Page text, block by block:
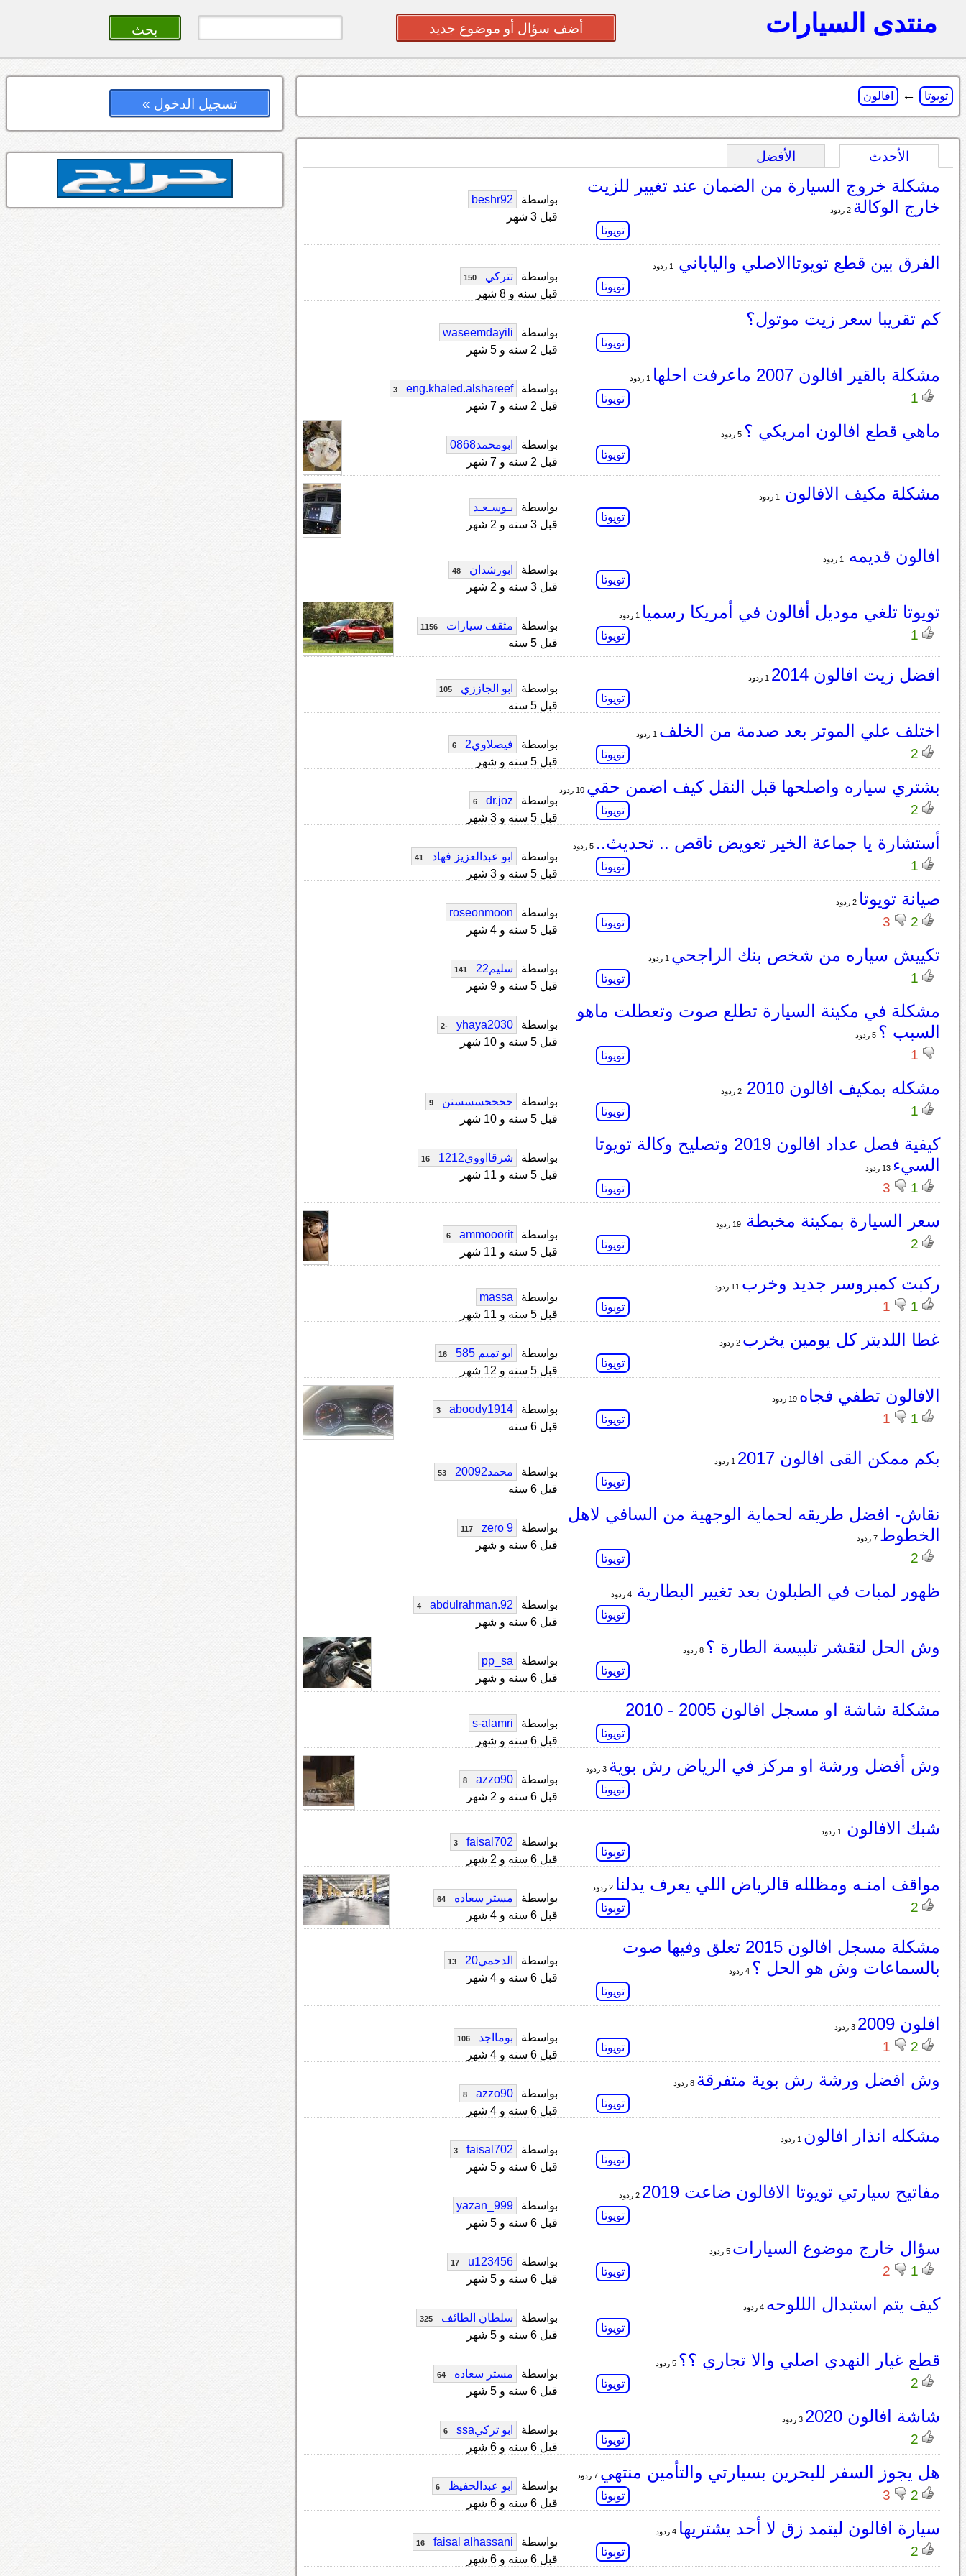
منتدى السيارات أضف سؤال أو موضوع جديد
تويوتا ← افالون
الأحدث الأفضل
مشكلة خروج السيارة من الضمان عند تغيير للزيت
خارج الوكالة 2 ردود
تويوتا
بواسطة
beshr92
قبل 3 شهر
الفرق بين قطع تويوتاالاصلي والياباني 1 ردود
تويوتا
بواسطة تتركي 150
قبل سنه و 8 شهر
كم تقريبا سعر زيت موتول؟
تويوتا
بواسطة
waseemdayili
قبل 2 سنه و 5 شهر
مشكلة بالقير افالون 2007 ماعرفت احلها
1 تويوتا
بواسطة eng.khaled.alshareef
3
قبل 2 سنه و 7 شهر
ماهي قطع افالون امريكي ؟ 5 ردود
تويوتا
بواسطة
ابومحمد0868
قبل 2 سنه و 7 شهر
مشكلة مكيف الافالون 1 ردود
تويوتا
بواسطة
بـوسـعـد
قبل 3 سنه و 2 شهر
افالون قديمه 1 ردود
تويوتا
بواسطة ابورشدان 48
قبل 3 سنه و 2 شهر
تويوتا تلغي موديل أفالون في أمريكا رسميا
1 تويوتا
بواسطة مثقف سيارات 1156
قبل 5 سنه
افضل زيت افالون 2014
تويوتا
بواسطة ابو الجاززي 105
قبل 5 سنه
اختلف علي الموتر بعد صدمة من الخلف
2 تويوتا
بواسطة فيصلاوي2 6
قبل 5 سنه و شهر
بشتري سياره واصلحها قبل النقل كيف اضمن حقي 10 ردود
2 تويوتا
بواسطة dr.joz
6
قبل 5 سنه و 3 شهر
أستشارة يا جماعة الخير تعويض ناقص .. تحديث.. 5 ردود
1 تويوتا
بواسطة ابو عبدالعزيز فهاد 41
قبل 5 سنه و 3 شهر
صيانة تويوتا 2 ردود
2
3 تويوتا
بواسطة
roseonmoon
قبل 5 سنه و 4 شهر
تكييش سياره من شخص بنك الراجحي
1 تويوتا
بواسطة سليم22 141
قبل 5 سنه و 9 شهر
مشكلة في مكينة السيارة تطلع صوت وتعطلت ماهو
السبب ؟ 5 ردود
1 تويوتا
بواسطة yhaya2030
-2
قبل 5 سنه و 10 شهر
مشكله بمكيف افالون 2010 2 ردود
1 تويوتا
بواسطة ححححسسسنن 9
قبل 5 سنه و 10 شهر
كيفية فصل عداد افالون 2019 وتصليح وكالة تويوتا
السيء 13 ردود
1
3 تويوتا
بواسطة شرقااووي1212 16
قبل 5 سنه و 11 شهر
سعر السيارة بمكينة مخبطة19 ردود
2 تويوتا
بواسطة ammooorit
6
قبل 5 سنه و 11 شهر
ركبت كمبروسر جديد وخرب
1
1 تويوتا
بواسطة
massa
قبل 5 سنه و 11 شهر
غطا اللديتر كل يومين يخرب 2 ردود
تويوتا
بواسطة ابو تميم 585 16
قبل 5 سنه و 12 شهر
الافالون تطفي فجاه 19 ردود
1
1 تويوتا
بواسطة aboody1914
3
قبل 6 سنه
بكم ممكن القى افالون 2017
تويوتا
بواسطة محمد20092 53
قبل 6 سنه
نقاش- افضل طريقه لحماية الوجهية من السافي لاهل
الخطوط 7 ردود
2 تويوتا
بواسطة zero 9
117
قبل 6 سنه و شهر
ظهور لمبات في الطبلون بعد تغيير البطارية4 ردود
تويوتا
بواسطة abdulrahman.92
4
قبل 6 سنه و شهر
وش الحل لتقشر تلبيسة الطارة ؟ 8 ردود
تويوتا
بواسطة
pp_sa
قبل 6 سنه و شهر
مشكلة شاشة او مسجل افالون 2005 - 2010
تويوتا
بواسطة
s-alamri
قبل 6 سنه و شهر
وش أفضل ورشة او مركز في الرياض رش بوية 3 ردود
تويوتا
بواسطة azzo90
8
قبل 6 سنه و 2 شهر
شبك الافالون 1 ردود
تويوتا
بواسطة faisal702
3
قبل 6 سنه و 2 شهر
مواقف امنـه ومظلله قالرياض اللي يعرف يدلنا 2 ردود
2 تويوتا
بواسطة مستر سعاده 64
قبل 6 سنه و 4 شهر
مشكلة مسجل افالون 2015 تعلق وفيها صوت
بالسماعات وش هو الحل ؟ 4 ردود
تويوتا
بواسطة الدحمي20 13
قبل 6 سنه و 4 شهر
افلون 2009 3 ردود
2
1 تويوتا
بواسطة بومااجد 106
قبل 6 سنه و 4 شهر
وش افضل ورشة رش بوية متفرقة 8 ردود
تويوتا
بواسطة azzo90
8
قبل 6 سنه و 4 شهر
مشكله انذار افالون
تويوتا
بواسطة faisal702
3
قبل 6 سنه و 5 شهر
مفاتيح سيارتي تويوتا الافالون ضاعت 2019 2 ردود
تويوتا
بواسطة
yazan_999
قبل 6 سنه و 5 شهر
سؤال خارج موضوع السيارات 5 ردود
1
2 تويوتا
بواسطة u123456
17
قبل 6 سنه و 5 شهر
كيف يتم استبدال الللوحه 4 ردود
تويوتا
بواسطة سلطان الطائف 325
قبل 6 سنه و 5 شهر
قطع غيار النهدي اصلي والا تجاري ؟؟ 5 ردود
2 تويوتا
بواسطة مستر سعاده 64
قبل 6 سنه و 5 شهر
شاشة افالون 2020 3 ردود
2 تويوتا
بواسطة ابو تركيssa 6
قبل 6 سنه و 6 شهر
هل يجوز السفر للبحرين بسيارتي والتأمين منتهي 7 ردود
2
3 تويوتا
بواسطة ابو عبدالحفيظ 6
قبل 6 سنه و 6 شهر
سيارة افالون ليتمد زق لا أحد يشتريها 4 ردود
2 تويوتا
بواسطة faisal alhassani
16
قبل 6 سنه و 6 شهر
تسجيل الدخول »